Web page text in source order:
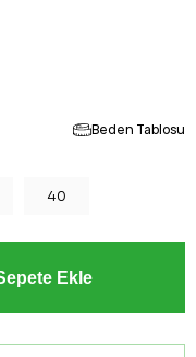
Beden Tablosu
40